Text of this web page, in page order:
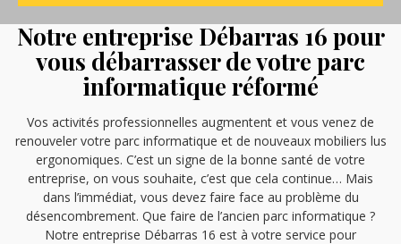
Notre entreprise Débarras 16 pour
vous débarrasser de votre parc
informatique réformé
Vos activités professionnelles augmentent et vous venez de
renouveler votre parc informatique et de nouveaux mobiliers lus
ergonomiques. C’est un signe de la bonne santé de votre
entreprise, on vous souhaite, c’est que cela continue… Mais
dans l’immédiat, vous devez faire face au problème du
désencombrement. Que faire de l’ancien parc informatique ?
Notre entreprise Débarras 16 est à votre service pour